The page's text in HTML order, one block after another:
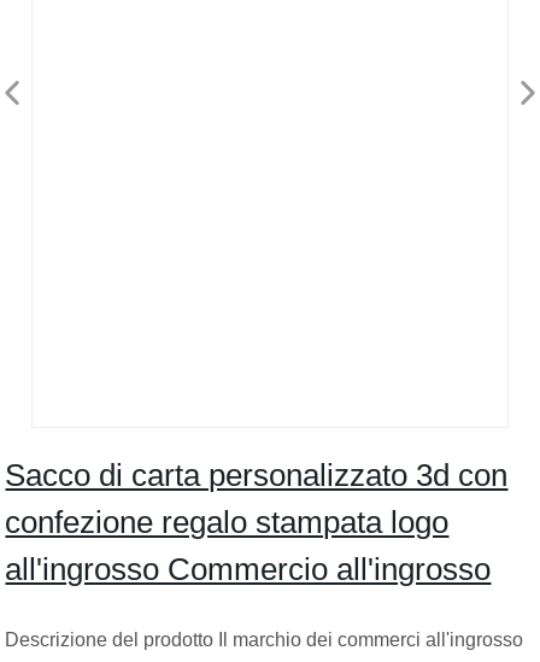
Sacco di carta personalizzato 3d con
confezione regalo stampata logo
all'ingrosso Commercio all'ingrosso
Descrizione del prodotto Il marchio dei commerci all'ingrosso